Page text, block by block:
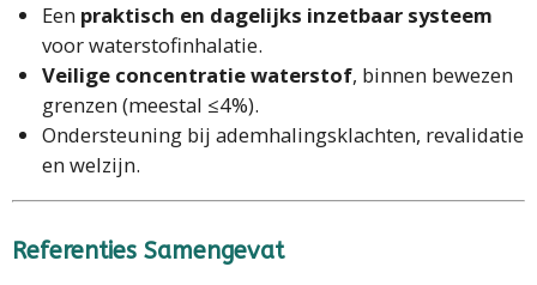
Een praktisch en dagelijks inzetbaar systeem
voor waterstofinhalatie.
Veilige concentratie waterstof, binnen bewezen
grenzen (meestal ≤4%).
Ondersteuning bij ademhalingsklachten, revalidatie
en welzijn.
Referenties Samengevat